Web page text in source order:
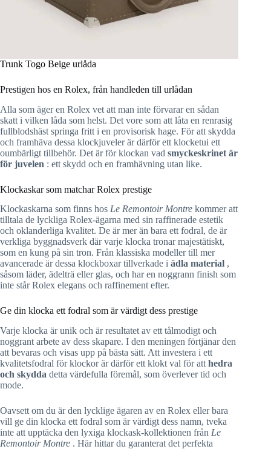
Trunk Togo Beige urlåda
Prestigen hos en Rolex, från handleden till urlådan
Alla som äger en Rolex vet att man inte förvarar en sådan
skatt i vilken låda som helst. Det vore som att låta en renrasig
fullblodshäst springa fritt i en provisorisk hage. För att skydda
och framhäva dessa klockjuveler är därför ett klocketui ett
oumbärligt tillbehör. Det är för klockan vad smyckeskrinet är
för juvelen : ett skydd och en framhävning utan like.
Klockaskar som matchar Rolex prestige
Klockaskarna som finns hos Le Remontoir Montre kommer att
tilltala de lyckliga Rolex-ägarna med sin raffinerade estetik
och oklanderliga kvalitet. De är mer än bara ett fodral, de är
verkliga byggnadsverk där varje klocka tronar majestätiskt,
som en kung på sin tron. Från klassiska modeller till mer
avancerade är dessa klockboxar tillverkade i ädla material ,
såsom läder, ädelträ eller glas, och har en noggrann finish som
inte står Rolex elegans och raffinement efter.
Ge din klocka ett fodral som är värdigt dess prestige
Varje klocka är unik och är resultatet av ett tålmodigt och
noggrant arbete av dess skapare. I den meningen förtjänar den
att bevaras och visas upp på bästa sätt. Att investera i ett
kvalitetsfodral för klockor är därför ett klokt val för att hedra
och skydda detta värdefulla föremål, som överlever tid och
mode.
Oavsett om du är den lycklige ägaren av en Rolex eller bara
vill ge din klocka ett fodral som är värdigt dess namn, tveka
inte att upptäcka den lyxiga klockask-kollektionen från Le
Remontoir Montre . Här hittar du garanterat det perfekta